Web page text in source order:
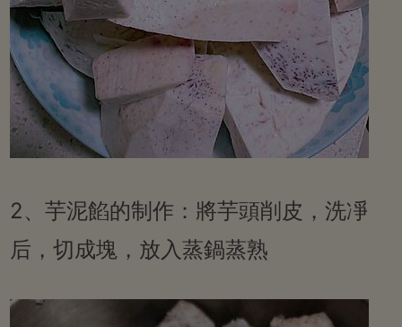
2、芋泥餡的制作：將芋頭削皮，洗凈
后，切成塊，放入蒸鍋蒸熟